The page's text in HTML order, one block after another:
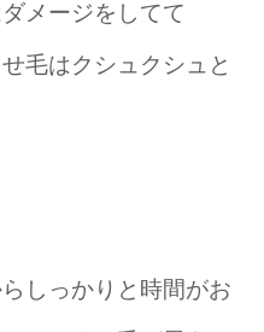
メージをしてて
毛はクシュクシュと
しっかりと時間がお